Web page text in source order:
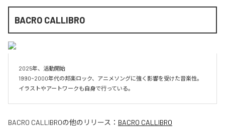
BACRO CALLIBRO
2025年、活動開始
1990~2000年代の邦楽ロック、アニメソングに強く影響を受けた音楽性。
BACRO CALLIBROの他のリリース： BACRO CALLIBRO